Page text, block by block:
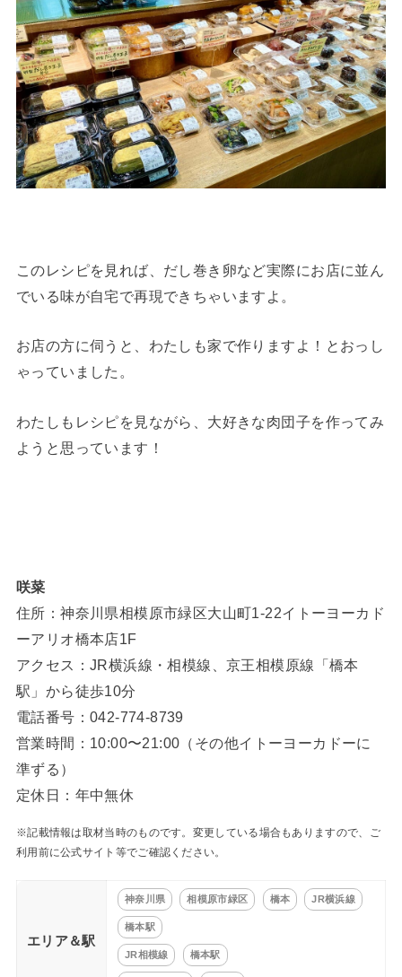
このレシピを見れば、だし巻き卵など実際にお店に並ん
でいる味が自宅で再現できちゃいますよ。
お店の方に伺うと、わたしも家で作りますよ！とおっし
ゃっていました。
わたしもレシピを見ながら、大好きな肉団子を作ってみ
ようと思っています！
咲菜
住所：神奈川県相模原市緑区大山町1-22イトーヨーカド
ーアリオ橋本店1F
アクセス：JR横浜線・相模線、京王相模原線「橋本
駅」から徒歩10分
電話番号：042-774-8739
営業時間：10:00〜21:00（その他イトーヨーカドーに
準ずる）
定休日：年中無休
※記載情報は取材当時のものです。変更している場合もありますので、ご
利用前に公式サイト等でご確認ください。
エリア＆駅
神奈川県 相模原市緑区 橋本 JR横浜線
橋本駅
JR相模線 橋本駅